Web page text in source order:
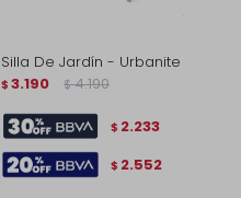
Silla De Jardín - Urbanite
$ 3.190 $ 4.190
$ 2.233
$ 2.552